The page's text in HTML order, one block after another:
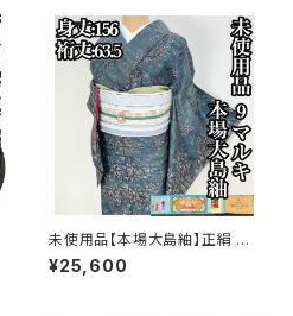
未使用品【本場大島紬】正絹 9
マルキ 小紋 s731
¥25,600